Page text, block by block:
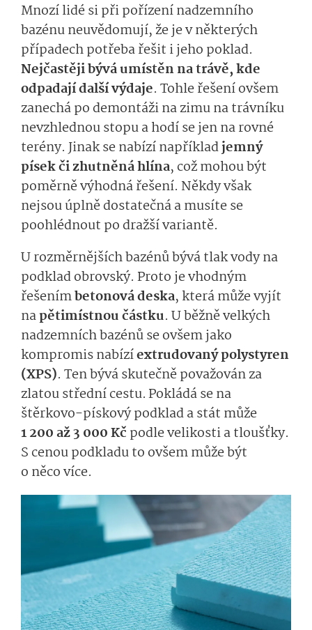
Mnozí lidé si při pořízení nadzemního
bazénu neuvědomují, že je v některých
případech potřeba řešit i jeho poklad.
Nejčastěji bývá umístěn na trávě, kde
odpadají další výdaje. Tohle řešení ovšem
zanechá po demontáži na zimu na trávníku
nevzhlednou stopu a hodí se jen na rovné
terény. Jinak se nabízí napříkladjemný
písek či zhutněná hlína, což mohou být
poměrně výhodná řešení. Někdy však
nejsou úplně dostatečná a musíte se
poohlédnout po dražší variantě.
U rozměrnějších bazénů bývá tlak vody na
podklad obrovský. Proto je vhodným
řešenímbetonová deska, která může vyjít
napětimístnou částku. U běžně velkých
nadzemních bazénů se ovšem jako
kompromis nabízíextrudovaný polystyren
(XPS). Ten bývá skutečně považován za
zlatou střední cestu.Pokládá se na
štěrkovo-pískový podklada stát může
1 200 až 3 000 Kč podle velikosti a tloušťky.
S cenou podkladu to ovšem může být
o něco více.